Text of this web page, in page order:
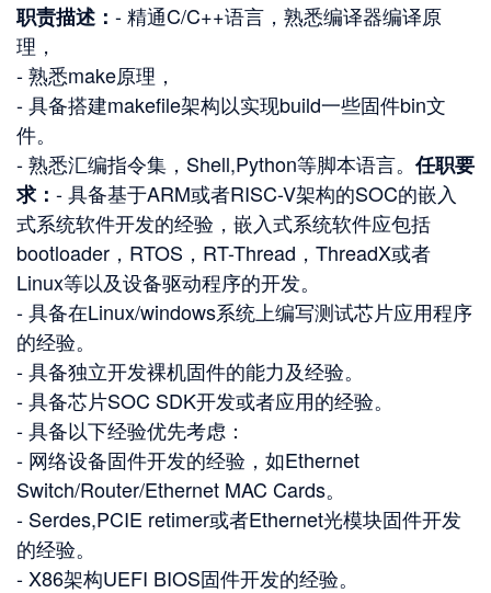
职责描述： - 精通C/C++语言，熟悉编译器编译原
理，
- 熟悉make原理，
- 具备搭建makefile架构以实现build一些固件bin文
件。
- 熟悉汇编指令集，Shell,Python等脚本语言。任职要
求： - 具备基于ARM或者RISC-V架构的SOC的嵌入
式系统软件开发的经验，嵌入式系统软件应包括
bootloader，RTOS，RT-Thread，ThreadX或者
Linux等以及设备驱动程序的开发。
- 具备在Linux/windows系统上编写测试芯片应用程序
的经验。
- 具备独立开发裸机固件的能力及经验。
- 具备芯片SOC SDK开发或者应用的经验。
- 具备以下经验优先考虑：
- 网络设备固件开发的经验，如Ethernet
Switch/Router/Ethernet MAC Cards。
- Serdes,PCIE retimer或者Ethernet光模块固件开发
的经验。
- X86架构UEFI BIOS固件开发的经验。